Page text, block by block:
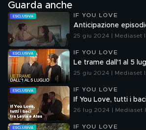
Guarda anche
IF YOU LOVE
Anticipazione
25 giu 2024 | Mediaset
IF YOU LOVE
Le trame dall'1 al 5
25 giu 2024 | Mediaset
IF YOU LOVE
If You Love, tutti i
26 lug 2024 | Mediaset
IF YOU LOVE